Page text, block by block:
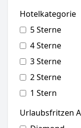
Hotelkategorie
5 Sterne
4 Sterne
3 Sterne
2 Sterne
1 Stern
Urlaubsfritzen